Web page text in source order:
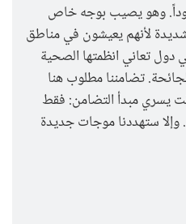
وهو يصيب بوجه خاص
لأنهم يعيشون في مناطق
تعاني انظمتها الصحية
تضامننا مطلوب هنا
يسري مبدأ التضامن: فقط
ستهددنا موجات جديدة